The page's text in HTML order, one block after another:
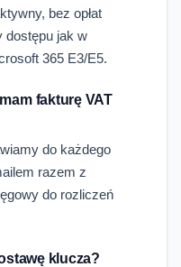
bez opłat
dostępu jak w
365 E3/E5.
fakturę VAT
do każdego
razem z
do rozliczeń
klucza?